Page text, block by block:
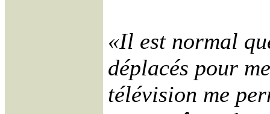
«Il est normal
déplacés pour
télévision me